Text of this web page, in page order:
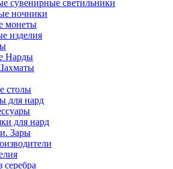
сувенирные светильники
ночники
монеты
изделия
Нарды
столы
для нард
для нард
Зары
серебра